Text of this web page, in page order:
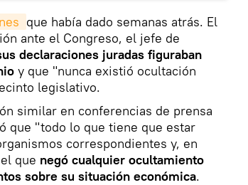
que había dado semanas atrás. El
ante el Congreso, el jefe de
declaraciones juradas figuraban
y que "nunca existió ocultación
legislativo.
similar en conferencias de prensa
que "todo lo que tiene que estar
correspondientes y, en
que negó cualquier ocultamiento
sobre su situación económica.